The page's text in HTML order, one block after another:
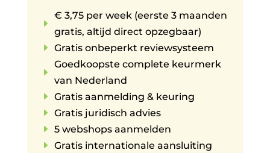
E
€ 3,75 per week (eerste 3 maanden
gratis, altijd direct opzegbaar)
E Gratis onbeperkt reviewsysteem
E
Goedkoopste complete keurmerk
van Nederland
E Gratis aanmelding & keuring
E Gratis juridisch advies
E 5 webshops aanmelden
E Gratis internationale aansluiting